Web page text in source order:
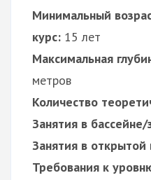
Минимальный
курс: 15 лет
Максимальная
метров
Количество
Занятия в
Занятия в открытой
Требования к